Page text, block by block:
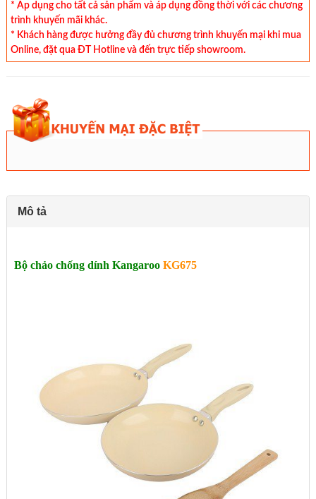
* Áp dụng cho tất cả sản phẩm và áp dụng đồng thời với các chương
trình khuyến mãi khác.
* Khách hàng được hưởng đầy đủ chương trình khuyến mại khi mua
Online, đặt qua ĐT Hotline và đến trực tiếp showroom.
Mô tả
Bộ chảo chống dính Kangaroo KG675